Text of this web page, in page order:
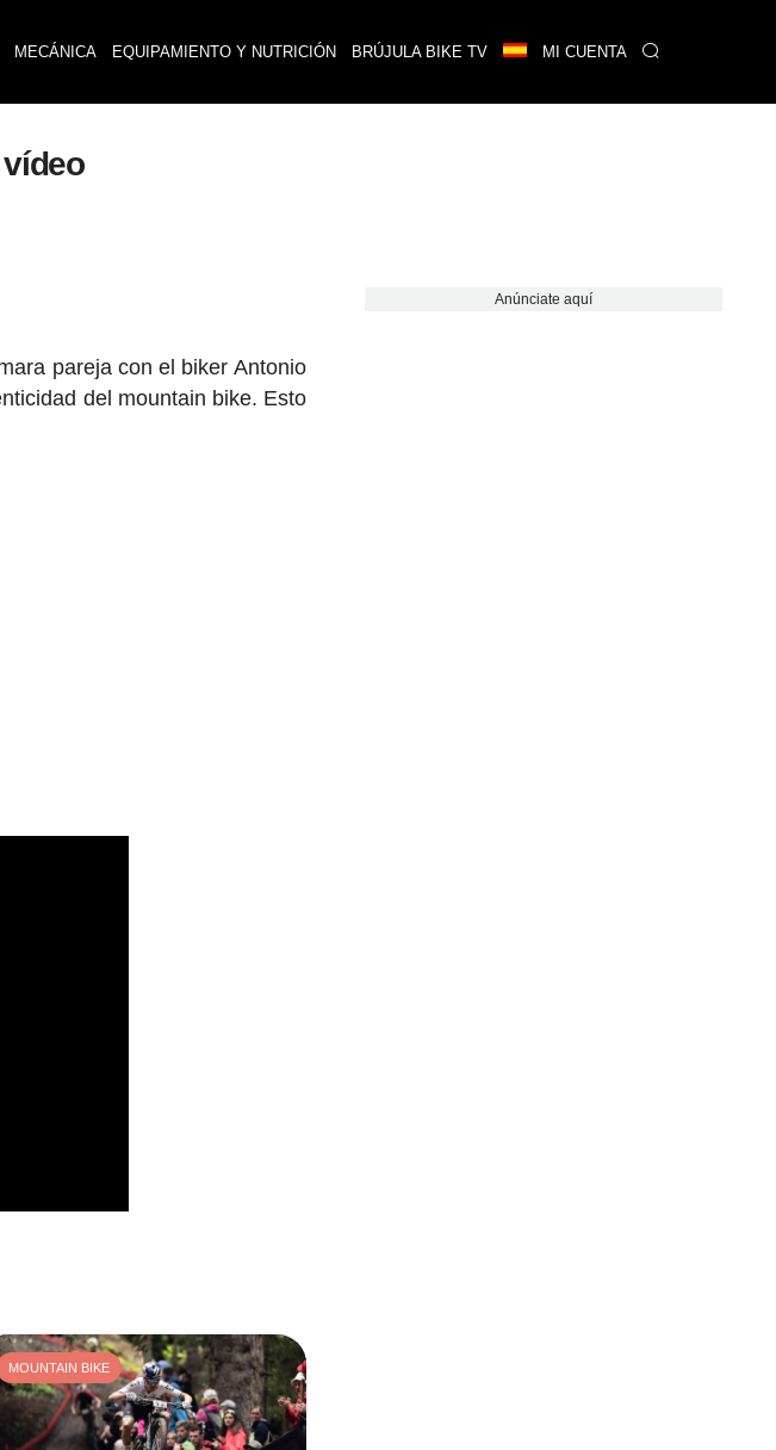
MECÁNICA EQUIPAMIENTO Y NUTRICIÓN BRÚJULA BIKE TV MI CUENTA
pareja con el biker Antonio
del mountain bike. Esto
MOUNTAIN BIKE
Anúnciate aquí